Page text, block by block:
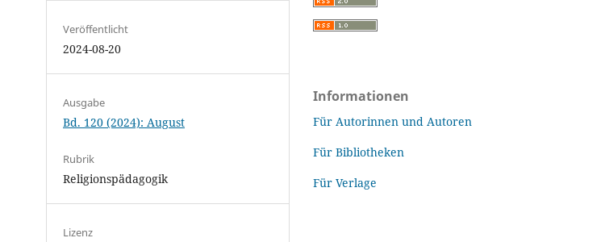
Veröffentlicht
2024-08-20
Ausgabe
Bd. 120 (2024): August
Rubrik
Religionspädagogik
Lizenz
Informationen
Für Autorinnen und Autoren
Für Bibliotheken
Für Verlage